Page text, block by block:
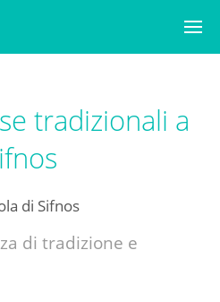
tradizionali a
di Sifnos
di tradizione e